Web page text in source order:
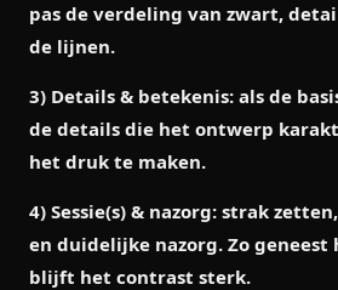
pas de verdeling van zwart,
de lijnen.
3) Details & betekenis: als de
de details die het ontwerp
het druk te maken.
4) Sessie(s) & nazorg: strak
en duidelijke nazorg. Zo geneest
blijft het contrast sterk.